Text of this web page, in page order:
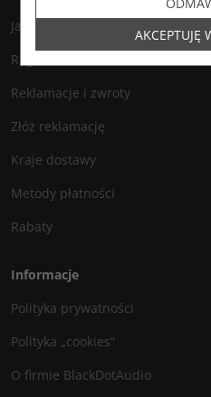
Jak zamawiać?
Regulamin
Reklamacje i zwroty
Złóż reklamację
Kraje dostawy
Metody płatności
Rabaty
Informacje
Polityka prywatności
Polityka „cookies”
O firmie BlackDotAudio
AKCEPTUJĘ